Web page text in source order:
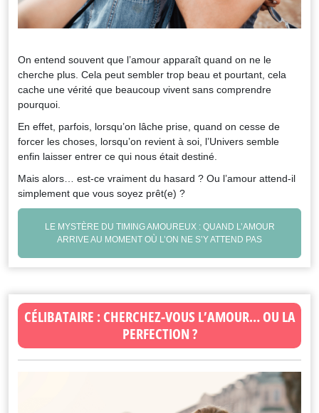
On entend souvent que l’amour apparaît quand on ne le
cherche plus. Cela peut sembler trop beau et pourtant, cela
cache une vérité que beaucoup vivent sans comprendre
pourquoi.
En effet, parfois, lorsqu’on lâche prise, quand on cesse de
forcer les choses, lorsqu’on revient à soi, l’Univers semble
enfin laisser entrer ce qui nous était destiné.
Mais alors… est-ce vraiment du hasard ? Ou l’amour attend-il
simplement que vous soyez prêt(e) ?
LE MYSTÈRE DU TIMING AMOUREUX : QUAND L’AMOUR
ARRIVE AU MOMENT OÙ L’ON NE S’Y ATTEND PAS
CÉLIBATAIRE : CHERCHEZ-VOUS L’AMOUR… OU LA
PERFECTION ?